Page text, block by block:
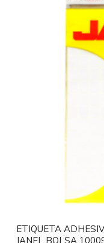
ETIQUETA
JANEL BOLSA